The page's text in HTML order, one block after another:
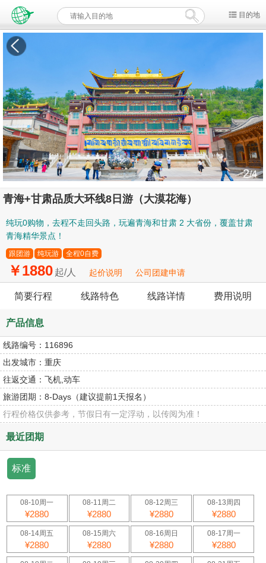
目的地
3/4
青海+甘肃品质大环线8日游（大漠花海）
纯玩0购物，去程不走回头路，玩遍青海和甘肃 2 大省份，覆盖甘肃
青海精华景点！
跟团游 纯玩游 全程0自费
￥1880 起/人 起价说明 公司团建申请
简要行程 线路特色 线路详情 费用说明
产品信息
线路编号： 116896
出发城市： 重庆
往返交通： 飞机,动车
旅游团期： 8-Days（建议提前1天报名）
行程价格仅供参考，节假日有一定浮动，以传阅为准！
最近团期
标准
08-10周一
¥2880
08-11周二
¥2880
08-12周三
¥2880
08-13周四
¥2880
08-14周五
¥2880
08-15周六
¥2880
08-16周日
¥2880
08-17周一
¥2880